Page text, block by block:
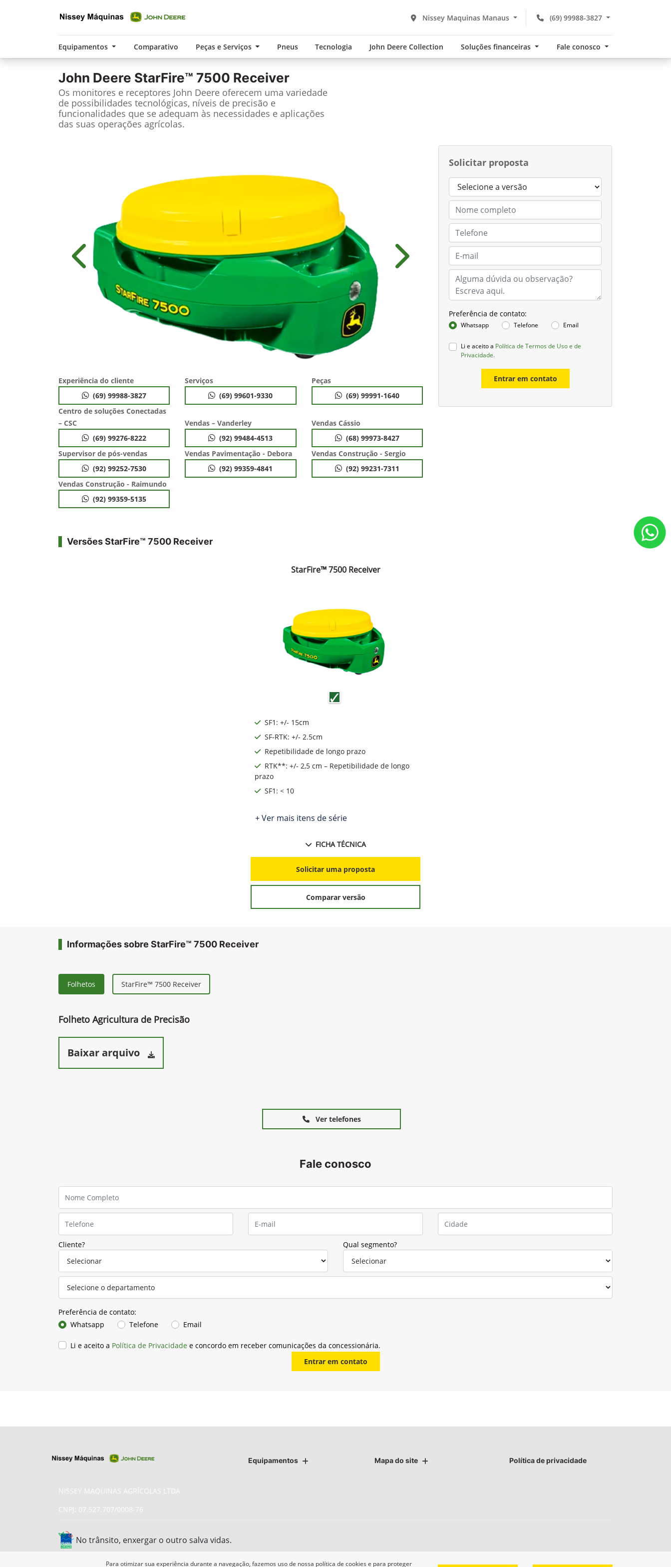
(69) 99988-3827
Nissey Maquinas Manaus
Equipamentos Comparativo Peças e Serviços Pneus Tecnologia John Deere Collection Soluções financeiras Fale conosco
John Deere StarFire™ 7500 Receiver
Os monitores e receptores John Deere oferecem uma variedade
de possibilidades tecnológicas, níveis de precisão e
funcionalidades que se adequam às necessidades e aplicações
das suas operações agrícolas.
Solicitar proposta
Preferência de contato:
Whatsapp Telefone Email
Li e aceito a Política de Termos de Uso e de
Privacidade.
Entrar em contato
Anterior Próximo
Experiência do cliente
(69) 99988-3827
Serviços
(69) 99601-9330
Peças
(69) 99991-1640
Centro de soluções Conectadas
– CSC
(69) 99276-8222
Vendas – Vanderley
(92) 99484-4513
Vendas Cássio
(68) 99973-8427
Supervisor de pós-vendas
(92) 99252-7530
Vendas Pavimentação - Debora
(92) 99359-4841
Vendas Construção - Sergio
(92) 99231-7311
Vendas Construção - Raimundo
(92) 99359-5135
Versões StarFire™ 7500 Receiver
StarFire™ 7500 Receiver
SF1: +/- 15cm
SF-RTK: +/- 2.5cm
Repetibilidade de longo prazo
RTK**: +/- 2,5 cm – Repetibilidade de longo
prazo
SF1: < 10
+ Ver mais itens de série
FICHA TÉCNICA
Solicitar uma proposta
Comparar versão
Informações sobre StarFire™ 7500 Receiver
Folhetos StarFire™ 7500 Receiver
Folheto Agricultura de Precisão
Baixar arquivo
Ver telefones
Fale conosco
Cliente? Qual segmento?
Preferência de contato:
Whatsapp
Telefone Email
Li e aceito a Política de Privacidade e concordo em receber comunicações da concessionária.
Entrar em contato
Equipamentos Mapa do site Política de privacidade
NISSEY MAQUINAS AGRÍCOLAS LTDA
CNPJ: 07.527.707/0008-76
No trânsito, enxergar o outro salva vidas.
Para otimizar sua experiência durante a navegação, fazemos uso de nossa política de cookies e para proteger